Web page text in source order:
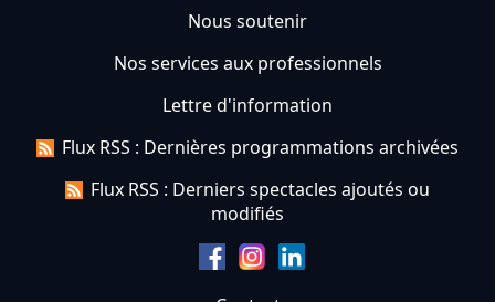
Nous soutenir
Nos services aux professionnels
Lettre d'information
Flux RSS : Dernières programmations archivées
Flux RSS : Derniers spectacles ajoutés ou
modifiés